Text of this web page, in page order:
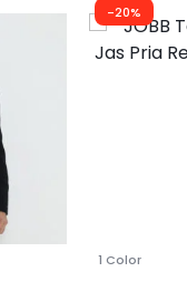
-20%
1 Color